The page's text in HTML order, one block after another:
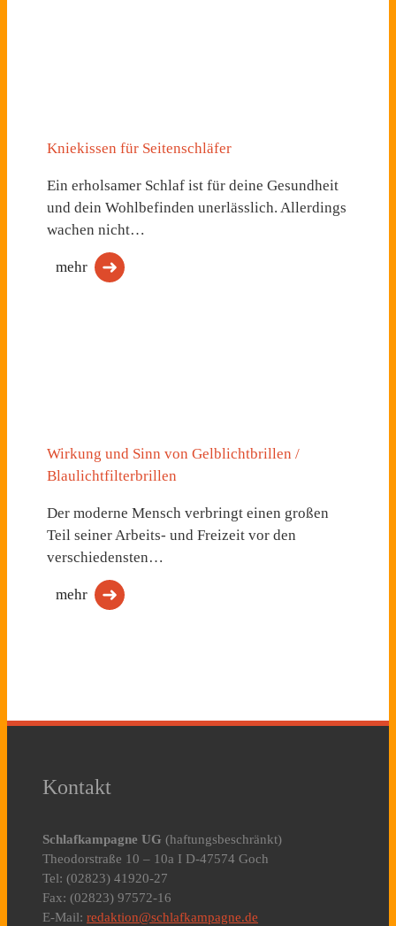
Kniekissen für Seitenschläfer
Ein erholsamer Schlaf ist für deine Gesundheit
und dein Wohlbefinden unerlässlich. Allerdings
wachen nicht…
mehr
Wirkung und Sinn von Gelblichtbrillen /
Blaulichtfilterbrillen
Der moderne Mensch verbringt einen großen
Teil seiner Arbeits- und Freizeit vor den
verschiedensten…
mehr
Kontakt
Schlafkampagne UG (haftungsbeschränkt)
Theodorstraße 10 – 10a I D-47574 Goch
Tel: (02823) 41920-27
Fax: (02823) 97572-16
E-Mail: redaktion@schlafkampagne.de